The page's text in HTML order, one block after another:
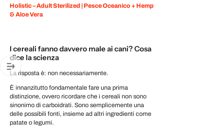
Holistic – Adult Sterilized | Pesce Oceanico + Hemp
& Aloe Vera
I cereali fanno davvero male ai cani? Cosa
dice la scienza
La risposta è: non necessariamente.
È innanzitutto fondamentale fare una prima
distinzione, ovvero ricordare che i cereali non sono
sinonimo di carboidrati. Sono semplicemente una
delle possibili fonti, insieme ad altri ingredienti come
patate o legumi.